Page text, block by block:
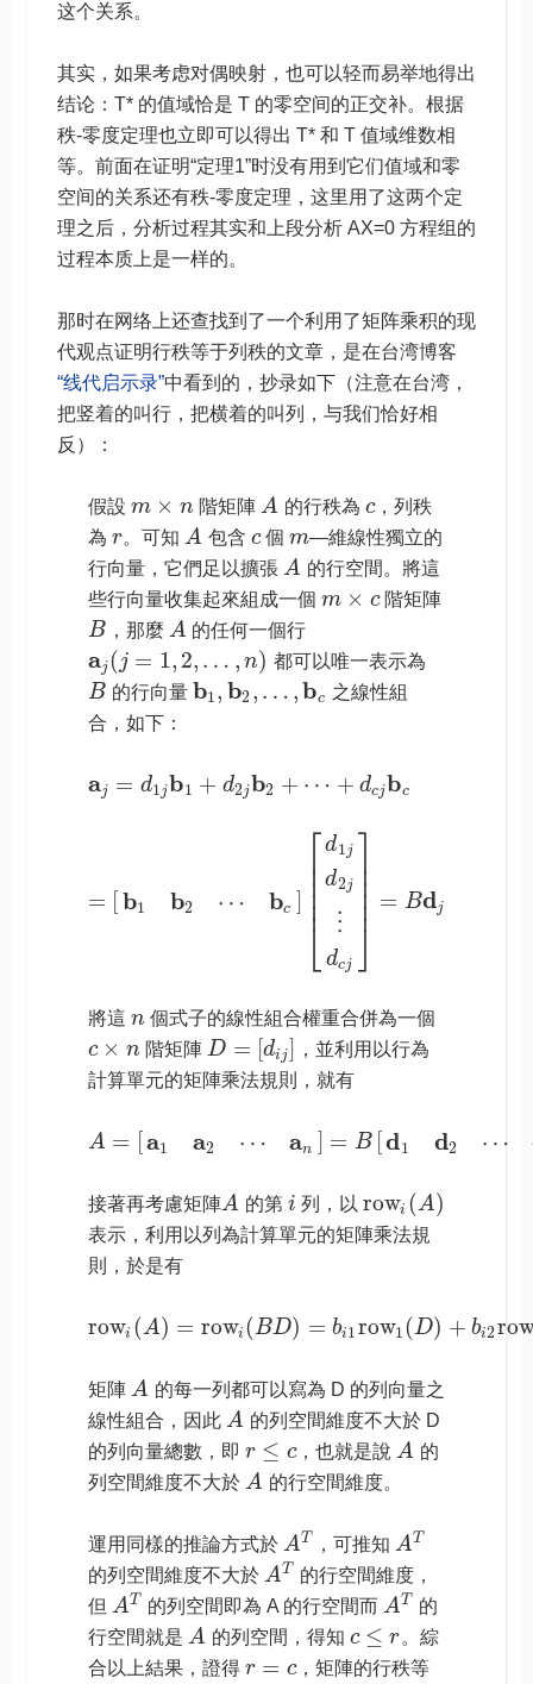
这个关系。
其实，如果考虑对偶映射，也可以轻而易举地得出
结论：T* 的值域恰是 T 的零空间的正交补。根据
秩-零度定理也立即可以得出 T* 和 T 值域维数相
等。前面在证明“定理1”时没有用到它们值域和零
空间的关系还有秩-零度定理，这里用了这两个定
理之后，分析过程其实和上段分析 AX=0 方程组的
过程本质上是一样的。
那时在网络上还查找到了一个利用了矩阵乘积的现
代观点证明行秩等于列秩的文章，是在台湾博客
“线代启示录”中看到的，抄录如下（注意在台湾，
把竖着的叫行，把横着的叫列，与我们恰好相
反）：
假設 m × n 階矩陣 A 的行秩為 c，列秩
為 r。可知 A 包含 c個 m—維線性獨立的
行向量，它們足以擴張 A 的行空間。將這
些行向量收集起來組成一個 m × c階矩陣
B ，那麼 A 的任何一個行
aj(j = 1 , 2, … , n) 都可以唯一表示為
B 的行向量 b1, b2 , … ,bc 之線性組
合，如下：
aj = d1jb1 + d2jb2 + ⋯ + dcjbc
= [b1 b2 ⋯ bc ]
⎡
⎣
⎢⎢⎢⎢⎢
d1j
d2j
⋮
dcj
⎤
⎦
⎥⎥⎥⎥⎥ = Bdj
將這 n 個式子的線性組合權重合併為一個
c × n 階矩陣 D = [dij]
，並利用以行為
計算單元的矩陣乘法規則，就有
A = [a1 a2 ⋯ an ] = B [d1 d2 ⋯
接著再考慮矩陣A 的第 i 列，以 rowi (A)
表示，利用以列為計算單元的矩陣乘法規
則，於是有
rowi (A) = rowi (BD) = bi1row1(D) + bi2ro
矩陣 A 的每一列都可以寫為 D 的列向量之
線性組合，因此 A 的列空間維度不大於 D
的列向量總數，即 r ≤ c，也就是說 A 的
列空間維度不大於 A 的行空間維度。
運用同樣的推論方式於 AT ，可推知 AT
的列空間維度不大於 AT
的行空間維度，
但 AT 的列空間即為 A 的行空間而 AT
的
行空間就是 A 的列空間，得知 c ≤ r。綜
合以上結果，證得 r = c，矩陣的行秩等